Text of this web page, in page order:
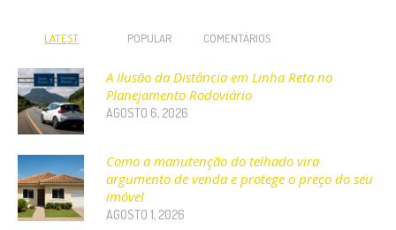
LATEST POPULAR COMENTÁRIOS
A Ilusão da Distância em Linha Reta no
Planejamento Rodoviário
AGOSTO 6, 2026
Como a manutenção do telhado vira
argumento de venda e protege o preço do seu
imóvel
AGOSTO 1, 2026